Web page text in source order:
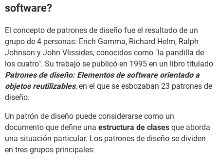
software?
El concepto de patrones de diseño fue el resultado de un
grupo de 4 personas: Erich Gamma, Richard Helm, Ralph
Johnson y John Vlissides, conocidos como "la pandilla de
los cuatro". Su trabajo se publicó en 1995 en un libro titulado
Patrones de diseño: Elementos de software orientado a
objetos reutilizables, en el que se esbozaban 23 patrones de
diseño.
Un patrón de diseño puede considerarse como un
documento que define una estructura de clases que aborda
una situación particular. Los patrones de diseño se dividen
en tres grupos principales: